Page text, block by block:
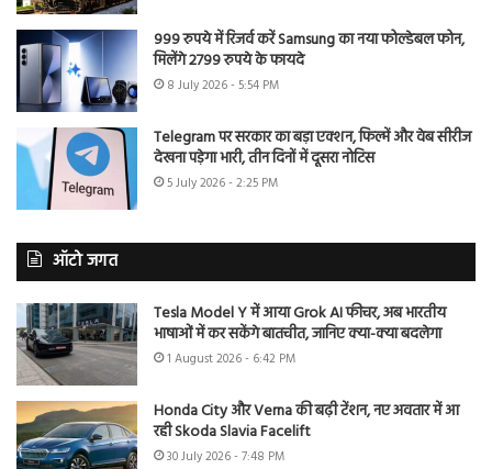
999 रुपये में रिजर्व करें Samsung का नया फोल्डेबल फोन,
मिलेंगे 2799 रुपये के फायदे
8 July 2026 - 5:54 PM
Telegram पर सरकार का बड़ा एक्शन, फिल्में और वेब सीरीज
देखना पड़ेगा भारी, तीन दिनों में दूसरा नोटिस
5 July 2026 - 2:25 PM
ऑटो जगत
Tesla Model Y में आया Grok AI फीचर, अब भारतीय
भाषाओं में कर सकेंगे बातचीत, जानिए क्या-क्या बदलेगा
1 August 2026 - 6:42 PM
Honda City और Verna की बढ़ी टेंशन, नए अवतार में आ
रही Skoda Slavia Facelift
30 July 2026 - 7:48 PM